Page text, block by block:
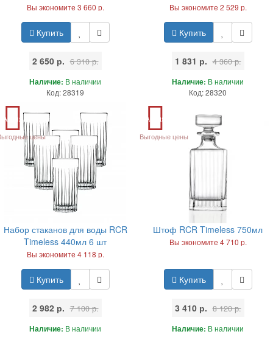
Вы экономите 3 660 р.
Купить
2 650 р. 6 310 р.
Наличие: В наличии
Код: 28319
Вы экономите 2 529 р.
Купить
1 831 р. 4 360 р.
Наличие: В наличии
Код: 28320
Акция
цены
Набор стаканов для воды RCR
Timeless 440мл 6 шт
Вы экономите 4 118 р.
Купить
2 982 р. 7 100 р.
Наличие: В наличии
Акция
Выгодные цены
Штоф RCR Timeless 750мл
Вы экономите 4 710 р.
Купить
3 410 р. 8 120 р.
Наличие: В наличии